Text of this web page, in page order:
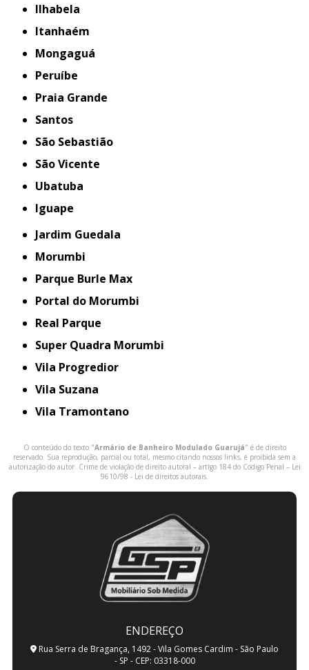
Ilhabela
Itanhaém
Mongaguá
Peruíbe
Praia Grande
Santos
São Sebastião
São Vicente
Ubatuba
iguape
Jardim Guedala
Morumbi
Parque Burle Max
Portal do Morumbi
Real Parque
Super Quadra Morumbi
Vila Progredior
Vila Suzana
Vila Tramontano
O conteúdo do texto "Armário de Banheiro Modulado Guarujá" é de direito
reservado. Sua reprodução, parcial ou total, mesmo citando nossos links, é proibida sem a
autorização do autor. Crime de violação de direito autoral – artigo 184 do Código Penal – Lei
9610/98 - Lei de direitos autorais
ENDEREÇO
Rua Serra de Bragança, 1492 - Vila Gomes Cardim - São Paulo
- SP - CEP: 03318-000